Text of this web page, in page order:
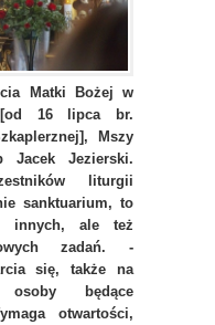
Matki Bożej w
[od 16 lipca br.
Mszy
Jacek Jezierski.
liturgii
sanktuarium, to
innych, ale też
zadań. -
się, także na
osoby będące
otwartości,